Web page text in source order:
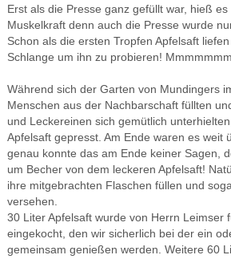
Erst als die Presse ganz gefüllt war, hieß
Muskelkraft denn auch die Presse wurde
Schon als die ersten Tropfen Apfelsaft
Schlange um ihn zu probieren!
Während sich der Garten von Mundingers
Menschen aus der Nachbarschaft füllten
und Leckereinen sich gemütlich
Apfelsaft gepresst. Am Ende waren es weit
genau konnte das am Ende keiner Sagen,
um Becher von dem leckeren Apfelsaft!
ihre mitgebrachten Flaschen füllen und
versehen.
30 Liter Apfelsaft wurde von Herrn Leimser
eingekocht, den wir sicherlich bei der ein
gemeinsam genießen werden. Weitere 60